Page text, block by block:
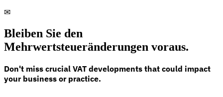
✉
Bleiben Sie den
Mehrwertsteueränderungen voraus.
Don't miss crucial VAT developments that could impact
your business or practice.